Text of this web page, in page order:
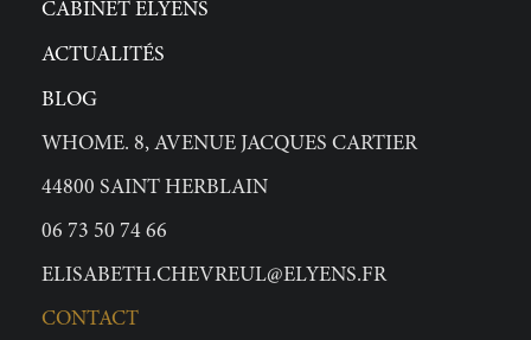
CABINET ELYENS
ACTUALITÉS
BLOG
WHOME. 8, AVENUE JACQUES CARTIER
44800 SAINT HERBLAIN
06 73 50 74 66
ELISABETH.CHEVREUL@ELYENS.FR
CONTACT